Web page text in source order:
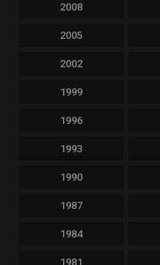
2008
2005
2002
1999
1996
1993
1990
1987
1984
1981